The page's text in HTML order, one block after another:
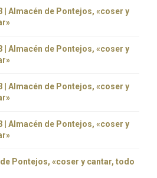
| Almacén de Pontejos, «coser y
| Almacén de Pontejos, «coser y
| Almacén de Pontejos, «coser y
| Almacén de Pontejos, «coser y
Pontejos, «coser y cantar, todo